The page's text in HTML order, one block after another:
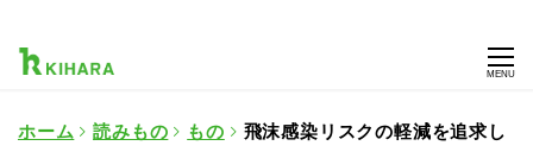
MENU
ホーム 読みもの もの
飛沫感染リスクの軽減を追求し